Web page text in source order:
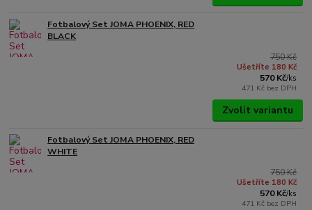
Fotbalový Set JOMA PHOENIX, RED
BLACK
750 Kč
Ušetříte 180 Kč
570 Kč/ks
471 Kč bez DPH
Zvolit variantu
Fotbalový Set JOMA PHOENIX, RED
WHITE
750 Kč
Ušetříte 180 Kč
570 Kč/ks
471 Kč bez DPH